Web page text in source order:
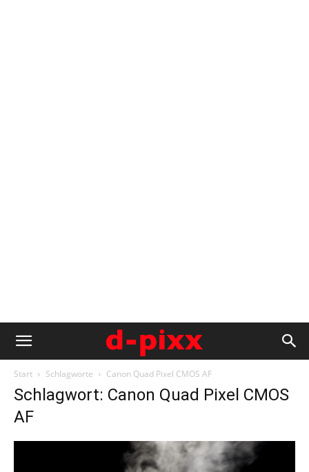
Start Schlagworte Canon Quad Pixel CMOS AF
Schlagwort: Canon Quad Pixel CMOS
AF